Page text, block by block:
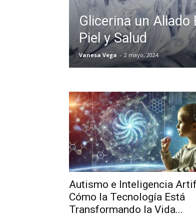
Glicerina un Aliado
Piel y Salud
Vanesa Vega - 2 mayo, 2024
Autismo e Inteligencia
Cómo la Tecnología Está
Transformando la Vida...